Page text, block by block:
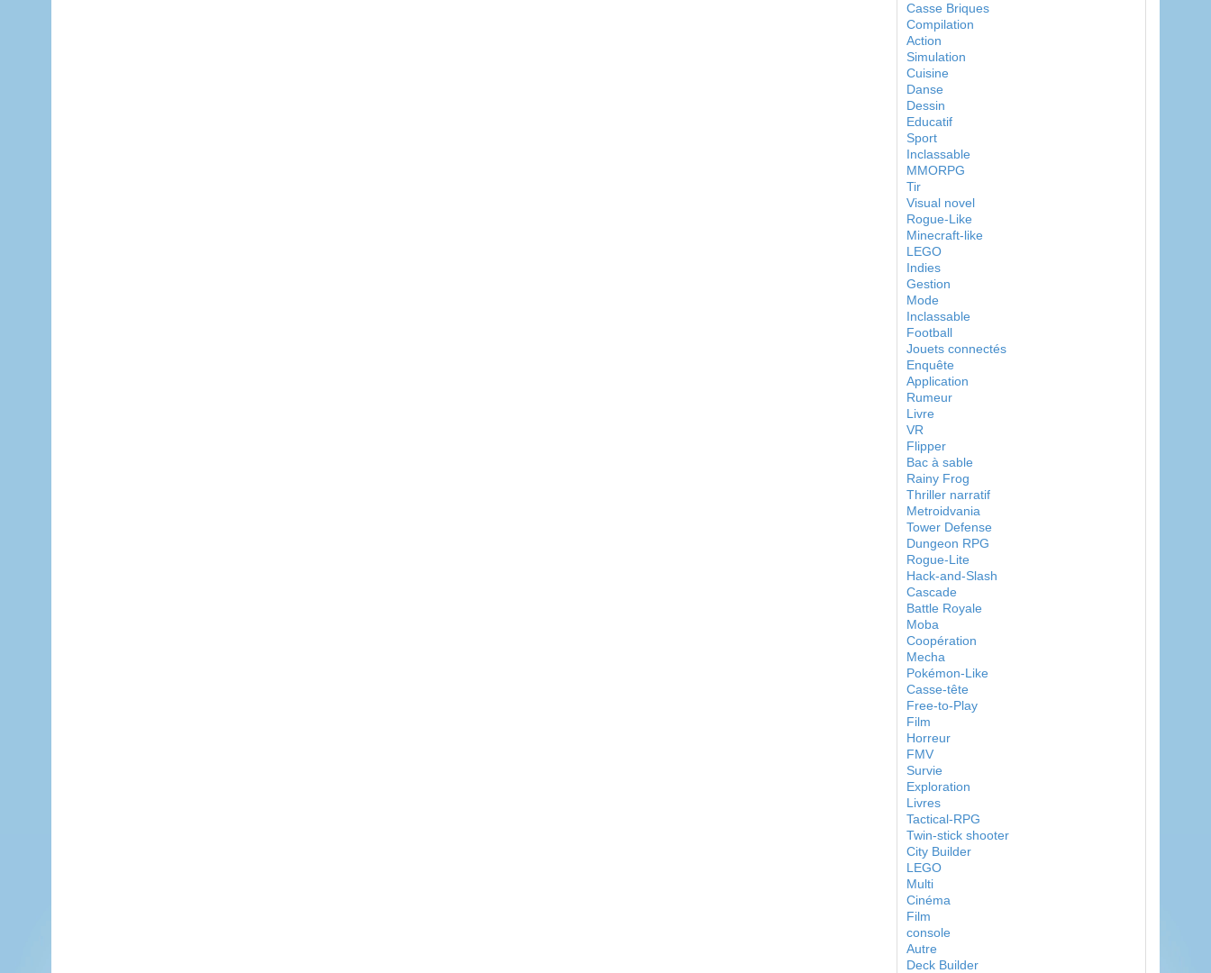
Casse Briques
Compilation
Action
Simulation
Cuisine
Danse
Dessin
Educatif
Sport
Inclassable
MMORPG
Tir
Visual novel
Rogue-Like
Minecraft-like
LEGO
Indies
Gestion
Mode
Inclassable
Football
Jouets connectés
Enquête
Application
Rumeur
Livre
VR
Flipper
Bac à sable
Rainy Frog
Thriller narratif
Metroidvania
Tower Defense
Dungeon RPG
Rogue-Lite
Hack-and-Slash
Cascade
Battle Royale
Moba
Coopération
Mecha
Pokémon-Like
Casse-tête
Free-to-Play
Film
Horreur
FMV
Survie
Exploration
Livres
Tactical-RPG
Twin-stick shooter
City Builder
LEGO
Multi
Cinéma
Film
console
Autre
Deck Builder